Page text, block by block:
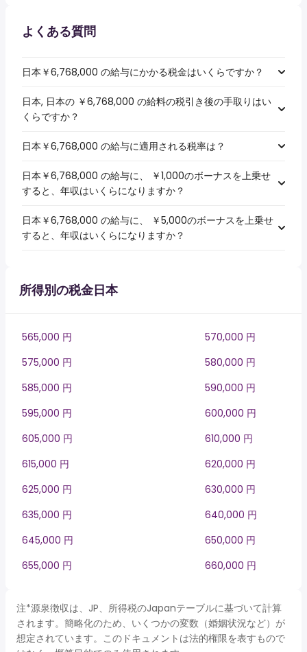
よくある質問
日本￥6,768,000 の給与にかかる税金はいくらですか？
日本, 日本の ￥6,768,000 の給料の税引き後の手取りはい
くらですか？
日本￥6,768,000 の給与に適用される税率は？
日本￥6,768,000 の給与に、 ￥1,000のボーナスを上乗せ
すると、年収はいくらになりますか？
日本￥6,768,000 の給与に、 ￥5,000のボーナスを上乗せ
すると、年収はいくらになりますか？
所得別の税金日本
565,000 円
570,000 円
575,000 円
580,000 円
585,000 円
590,000 円
595,000 円
600,000 円
605,000 円
610,000 円
615,000 円
620,000 円
625,000 円
630,000 円
635,000 円
640,000 円
645,000 円
650,000 円
655,000 円
660,000 円
注*源泉徴収は、JP、所得税のJapanテーブルに基づいて計算
されます。簡略化のため、いくつかの変数（婚姻状況など）が
想定されています。このドキュメントは法的権限を表すもので